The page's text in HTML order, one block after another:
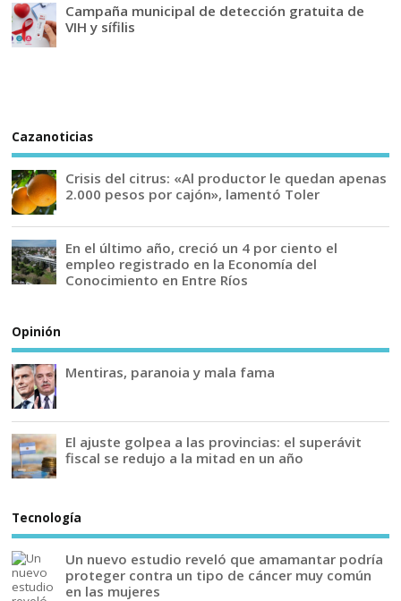
Campaña municipal de detección gratuita de
VIH y sífilis
Cazanoticias
Crisis del citrus: «Al productor le quedan apenas
2.000 pesos por cajón», lamentó Toler
En el último año, creció un 4 por ciento el
empleo registrado en la Economía del
Conocimiento en Entre Ríos
Opinión
Mentiras, paranoia y mala fama
El ajuste golpea a las provincias: el superávit
fiscal se redujo a la mitad en un año
Tecnología
Un nuevo estudio reveló que amamantar podría
proteger contra un tipo de cáncer muy común
en las mujeres